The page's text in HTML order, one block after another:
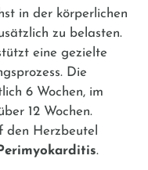
in der körperlichen
zu belasten.
eine gezielte
Die
6 Wochen, im
12 Wochen.
Herzbeutel
Perimyokarditis.